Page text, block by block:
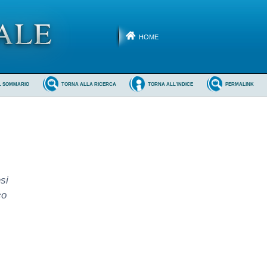
HOME
PERMALINK
TORNA ALL'INDICE
TORNA ALLA RICERCA
SOMMARIO